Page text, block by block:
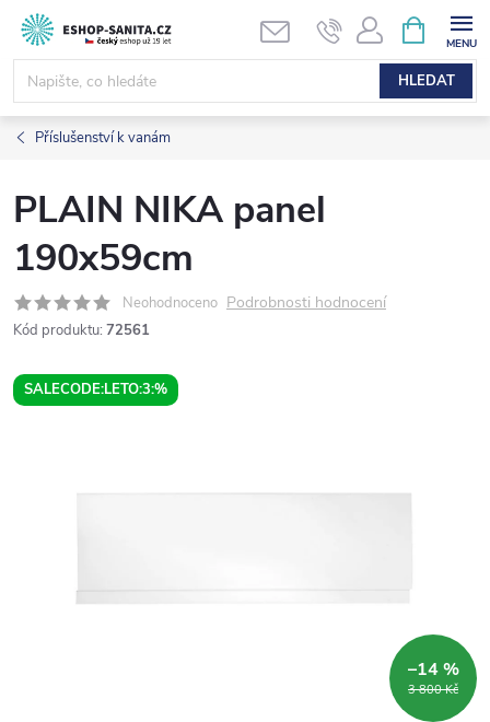
Přejít
obsah
HLEDAT
NÁKUPNÍ
KOŠÍK
Příslušenství k vanám
PLAIN NIKA panel
190x59cm
Neohodnoceno Podrobnosti hodnocení
Kód produktu: 72561
SALECODE:LETO:3:%
3 800 Kč
–14 %